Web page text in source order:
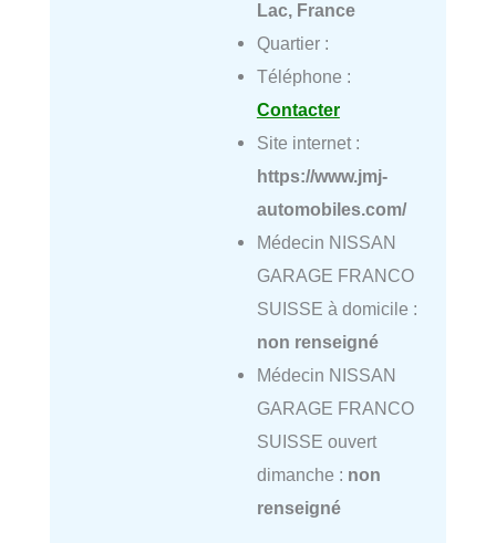
Lac, France
Quartier :
Téléphone :
Contacter
Site internet :
https://www.jmj-
automobiles.com/
Médecin NISSAN
GARAGE FRANCO
SUISSE à domicile :
non renseigné
Médecin NISSAN
GARAGE FRANCO
SUISSE ouvert
dimanche : non
renseigné